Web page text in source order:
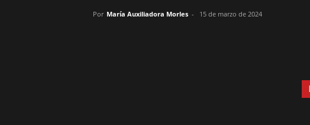
Por María Auxiliadora Morles - 15 de marzo de 2024